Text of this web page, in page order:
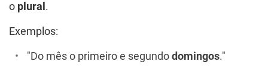
o plural .
Exemplos:
"Do mês o primeiro e segundo domingos."